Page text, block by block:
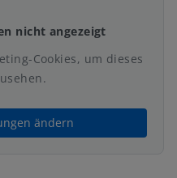
nicht angezeigt
Cookies, um dieses
ändern